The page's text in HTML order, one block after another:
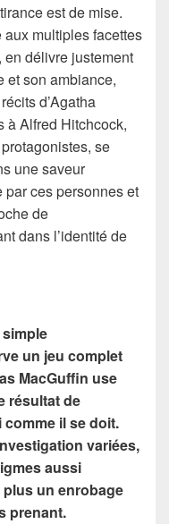
est de mise.
aux multiples facettes
en délivre justement
et son ambiance,
d’Agatha
à Alfred Hitchcock,
se
une saveur
ces personnes et
de
dans l’identité de
un jeu complet
MacGuffin use
résultat de
comme il se doit.
variées,
aussi
un enrobage
prenant.